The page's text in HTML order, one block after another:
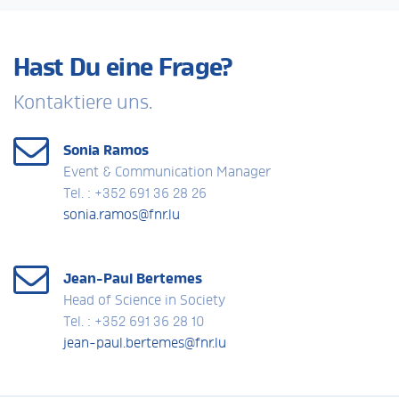
Hast Du eine Frage?
Kontaktiere uns.
Sonia Ramos
Event & Communication Manager
Tel. : +352 691 36 28 26
sonia.ramos@fnr.lu
Jean-Paul Bertemes
Head of Science in Society
Tel. : +352 691 36 28 10
jean-paul.bertemes@fnr.lu